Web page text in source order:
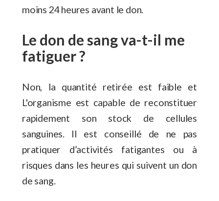
moins 24 heures avant le don.
Le don de sang va-t-il me
fatiguer ?
Non, la quantité retirée est faible et
L'organisme est capable de reconstituer
rapidement son stock de cellules
sanguines. Il est conseillé de ne pas
pratiquer d’activités fatigantes ou à
risques dans les heures qui suivent un don
de sang.